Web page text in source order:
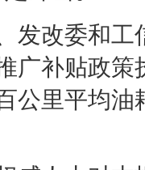
改委和工
广补贴政策
公里平均油